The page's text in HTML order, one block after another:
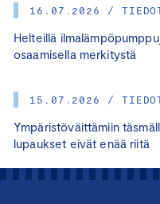
16.07.2026 /
Helteillä
osaamisella merkitystä
15.07.2026 /
Ympäristöväittämiin
lupaukset eivät enää riitä